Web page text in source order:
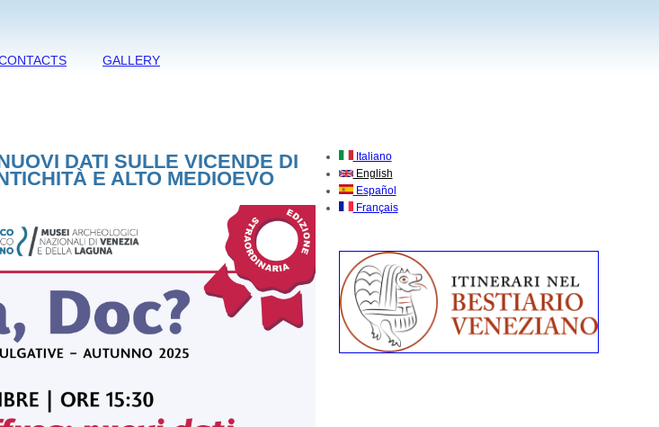
GALLERY
DATI SULLE VICENDE DI
E ALTO MEDIOEVO
Italiano
English
Español
Français